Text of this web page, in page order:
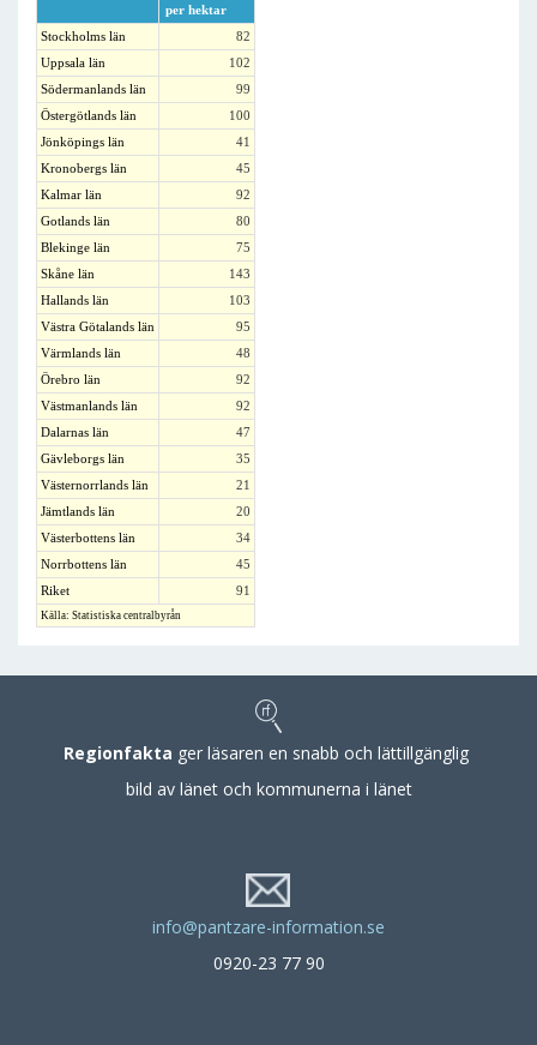
per hektar
Stockholms län
82
Uppsala län
102
Södermanlands län
99
Östergötlands län
100
Jönköpings län
41
Kronobergs län
45
Kalmar län
92
Gotlands län
80
Blekinge län
75
Skåne län
143
Hallands län
103
Västra Götalands län
95
Värmlands län
48
Örebro län
92
Västmanlands län
92
Dalarnas län
47
Gävleborgs län
35
Västernorrlands län
21
Jämtlands län
20
Västerbottens län
34
Norrbottens län
45
Riket
91
Källa: Statistiska centralbyrån
Regionfakta ger läsaren en snabb och lättillgänglig
bild av länet och kommunerna i länet
info@pantzare-information.se
0920-23 77 90